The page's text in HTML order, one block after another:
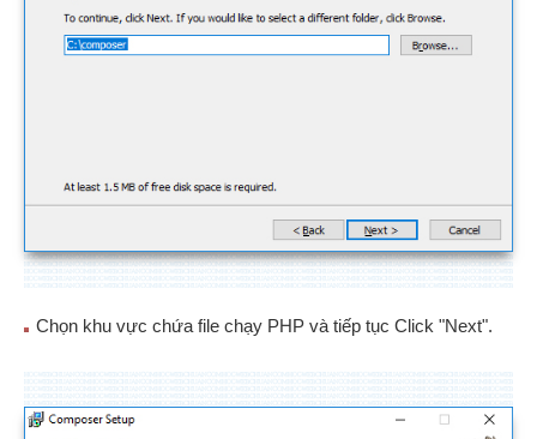
Chọn khu vực chứa file chạy PHP và tiếp tục Click "Next".